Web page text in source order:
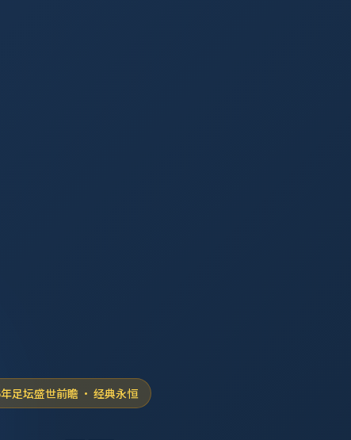
足坛盛世前瞻 · 经典永恒